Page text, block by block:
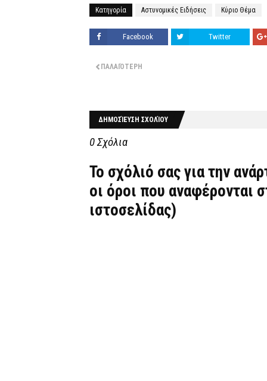
Κατηγορία Αστυνομικές Ειδήσεις Κύριο Θέμα
Facebook Twitter
ΠΑΛΑΙΌΤΕΡΗ
ΔΗΜΟΣΊΕΥΣΗ ΣΧΟΛΊΟΥ
0 Σχόλια
Το σχόλιό σας για την
οι όροι που αναφέρονται
ιστοσελίδας)